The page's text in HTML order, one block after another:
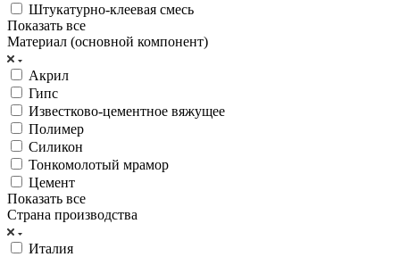
Штукатурно-клеевая смесь
Показать все
Материал (основной компонент)
Акрил
Гипс
Известково-цементное вяжущее
Полимер
Силикон
Тонкомолотый мрамор
Цемент
Показать все
Страна производства
Италия